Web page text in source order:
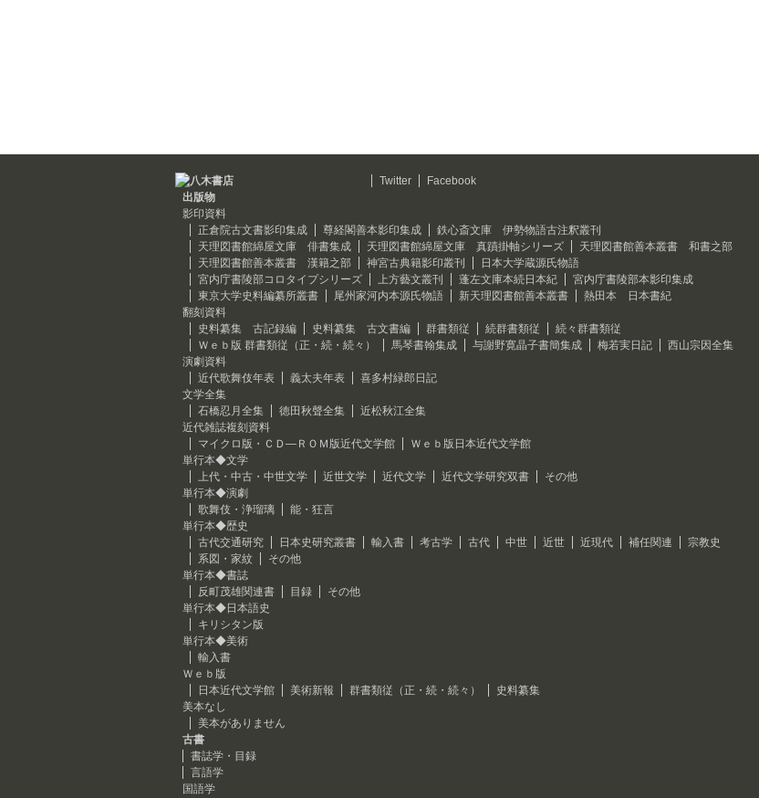
Twitter Facebook
出版物
影印資料
正倉院古文書影印集成
尊経閣善本影印集成
鉄心斎文庫 伊勢物語古注釈叢刊
天理図書館綿屋文庫 俳書集成
天理図書館綿屋文庫 真蹟掛軸シリーズ
天理図書館善本叢書 和書之部
天理図書館善本叢書 漢籍之部
神宮古典籍影印叢刊
日本大学蔵源氏物語
宮内庁書陵部コロタイプシリーズ
上方藝文叢刊 蓬左文庫本続日本紀
宮内庁書陵部本影印集成
東京大学史料編纂所叢書
尾州家河内本源氏物語 新天理図書館善本叢書
熱田本 日本書紀
翻刻資料
史料纂集 古記録編
史料纂集 古文書編 群書類従 続群書類従
続々群書類従
Ｗｅｂ版 群書類従（正・続・続々）
馬琴書翰集成 与謝野寛晶子書簡集成 梅若実日記
西山宗因全集
演劇資料
近代歌舞伎年表
義太夫年表
喜多村緑郎日記
文学全集
石橋忍月全集
徳田秋聲全集
近松秋江全集
近代雑誌複刻資料
マイクロ版・ＣＤ―ＲＯＭ版近代文学館
Ｗｅｂ版日本近代文学館
単行本◆文学
上代・中古・中世文学
近世文学 近代文学 近代文学研究双書
その他
単行本◆演劇
歌舞伎・浄瑠璃
能・狂言
単行本◆歴史
古代交通研究
日本史研究叢書 輸入書 考古学 古代 中世 近世 近現代 補任関連
宗教史
系図・家紋
その他
単行本◆書誌
反町茂雄関連書
目録
その他
単行本◆日本語史
キリシタン版
単行本◆美術
輸入書
Ｗｅｂ版
日本近代文学館
美術新報 群書類従（正・続・続々）
史料纂集
美本なし
美本がありません
古書
書誌学・目録
言語学
国語学